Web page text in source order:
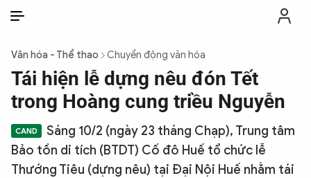
THỜI SỰ
CHỐNG DIỄN BIẾN HÒA BÌNH
CÔNG AN TRONG LÒNG DÂN
Văn hóa - Thể thao Chuyển động văn hóa
Tái hiện lễ dựng nêu đón Tết
trong Hoàng cung triều Nguyễn
Sáng 10/2 (ngày 23 tháng Chạp), Trung tâm
Bảo tồn di tích (BTDT) Cố đô Huế tổ chức lễ
Thướng Tiêu (dựng nêu) tại Đại Nội Huế nhằm tái